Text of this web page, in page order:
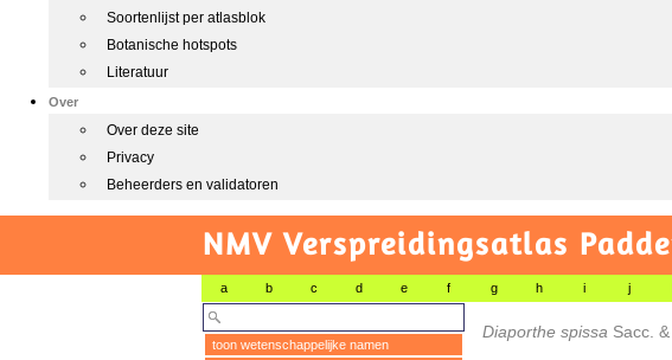
Soortenlijst per atlasblok
Botanische hotspots
Literatuur
Over
Over deze site
Privacy
Beheerders en validatoren
NMV Verspreidingsatlas
a b c d e f g h i j
toon wetenschappelijke namen
Diaporthe spissa Sacc. &